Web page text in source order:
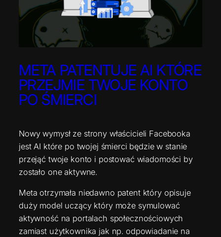
META PATENTUJE AI KTÓRE
PRZEJMIE TWOJE KONTO
PO ŚMIERCI
Nowy wymysł ze strony właścicieli Facebooka
jest AI które po twojej śmierci będzie w stanie
przejąć twoje konto i postować wiadomości by
zostało one aktywne.
Meta otrzymała niedawno patent który opisuje
duży model uczący który może symulować
aktywność na portalach społecznościowych
zamiast użytkownika jak np. odpowiadanie na